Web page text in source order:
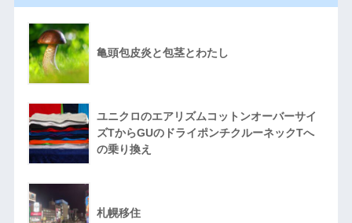
亀頭包皮炎と包茎とわたし
ユニクロのエアリズムコットンオーバーサイ
ズTからGUのドライポンチクルーネックTへ
の乗り換え
札幌移住